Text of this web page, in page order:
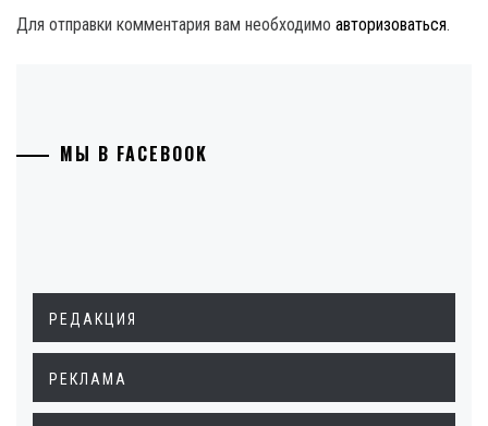
Для отправки комментария вам необходимо авторизоваться.
МЫ В FACEBOOK
РЕДАКЦИЯ
РЕКЛАМА